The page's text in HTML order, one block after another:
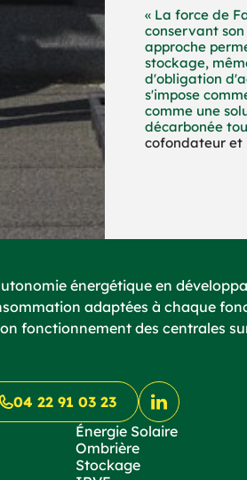
« La force de
conservant
approche
stockage,
d'obligation
s'impose
comme une
décarbonée
cofondateur et
énergétique en
adaptées à chaque
fonctionnement des centrales
04 22 91 03 23
Énergie Solaire
Ombrière
Stockage